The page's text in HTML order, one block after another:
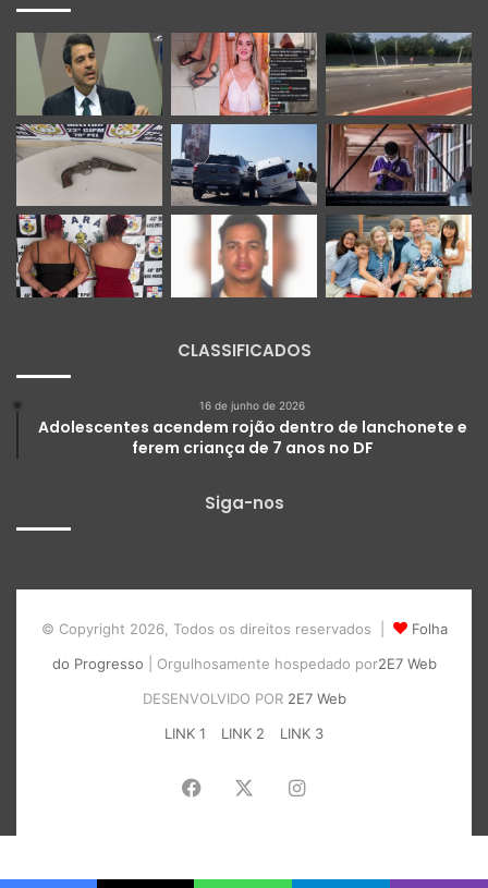
CLASSIFICADOS
16 de junho de 2026
Adolescentes acendem rojão dentro de lanchonete e
ferem criança de 7 anos no DF
Siga-nos
© Copyright 2026, Todos os direitos reservados |
Folha
do Progresso | Orgulhosamente hospedado por2E7 Web
DESENVOLVIDO POR 2E7 Web
LINK 1
LINK 2 LINK 3
Facebook Instagram